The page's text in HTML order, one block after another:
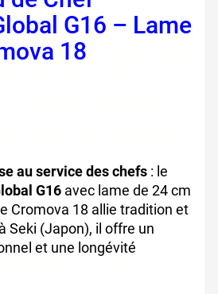
G16 – Lame
18
au service des chefs : le
G16 avec lame de 24 cm
Cromova 18 allie tradition et
Seki (Japon), il offre un
et une longévité